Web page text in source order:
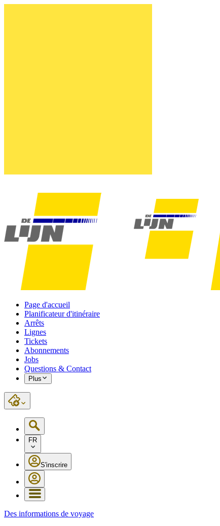
Page d'accueil
Planificateur d'itinéraire
Arrêts
Lignes
Tickets
Abonnements
Jobs
Questions & Contact
Plus
FR
S'inscrire
Des informations de voyage